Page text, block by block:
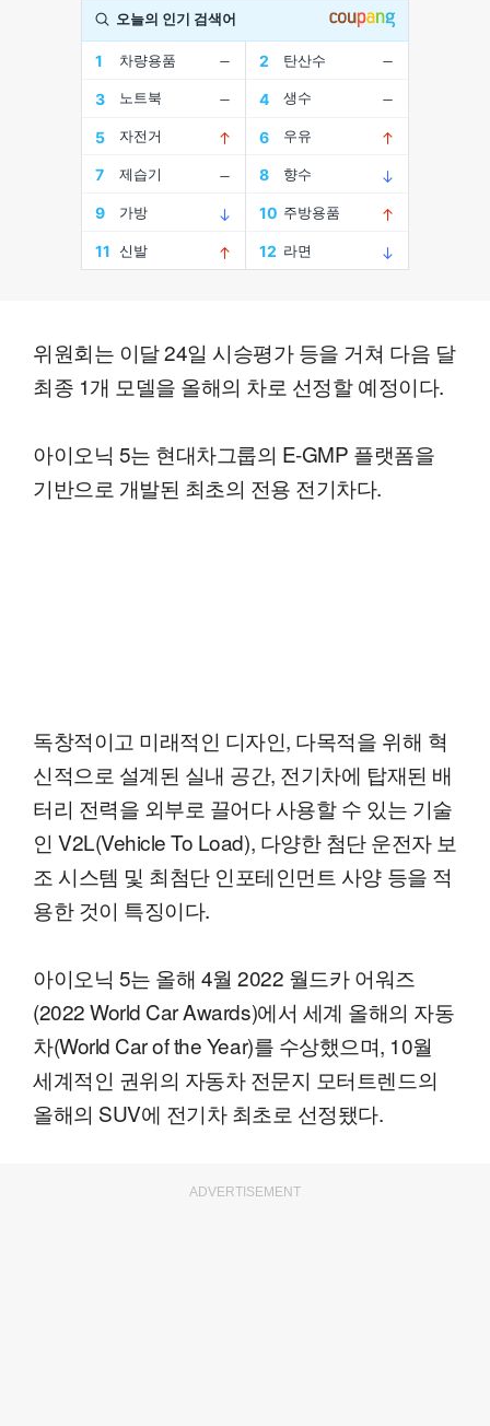
위원회는 이달 24일 시승평가 등을 거쳐 다음 달
최종 1개 모델을 올해의 차로 선정할 예정이다.
아이오닉 5는 현대차그룹의 E-GMP 플랫폼을
기반으로 개발된 최초의 전용 전기차다.
독창적이고 미래적인 디자인, 다목적을 위해 혁
신적으로 설계된 실내 공간, 전기차에 탑재된 배
터리 전력을 외부로 끌어다 사용할 수 있는 기술
인 V2L(Vehicle To Load), 다양한 첨단 운전자 보
조 시스템 및 최첨단 인포테인먼트 사양 등을 적
용한 것이 특징이다.
아이오닉 5는 올해 4월 2022 월드카 어워즈
(2022 World Car Awards)에서 세계 올해의 자동
차(World Car of the Year)를 수상했으며, 10월
세계적인 권위의 자동차 전문지 모터트렌드의
올해의 SUV에 전기차 최초로 선정됐다.
ADVERTISEMENT